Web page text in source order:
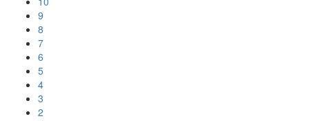
9
8
7
6
5
4
3
2